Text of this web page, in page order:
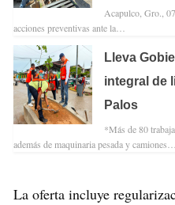
Acapulco, Gro.,
acciones preventivas ante la…
Lleva
integral de
Palos
*Más de 80
además de maquinaria pesada y camiones…
La oferta incluye